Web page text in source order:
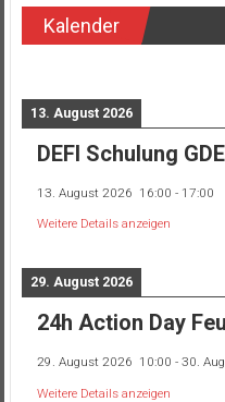
Kalender
13. August 2026
DEFI Schulung GDE
13. August 2026 16:00 - 17:00
Weitere Details anzeigen
29. August 2026
24h Action Day
29. August 2026 10:00 - 30.
Weitere Details anzeigen